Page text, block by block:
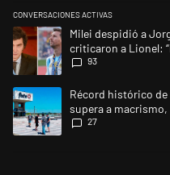
CONVERSACIONES ACTIVAS
Este listado muestra los
Un artículo de tendencia con el
Milei despidió a
criticaron a Lionel:
Messi”
93
Un artículo de tendencia con
Récord histórico
supera a
27